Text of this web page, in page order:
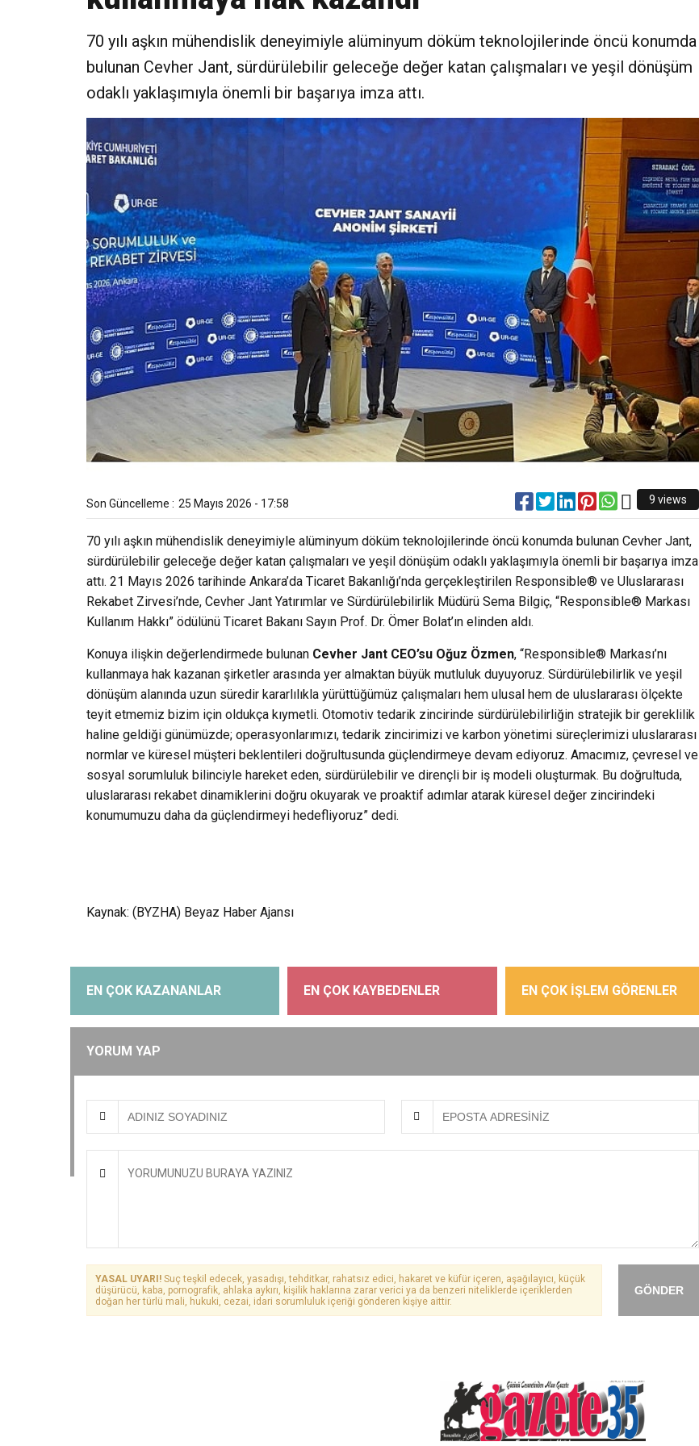
70 yılı aşkın mühendislik deneyimiyle alüminyum döküm teknolojilerinde öncü konumda
bulunan Cevher Jant, sürdürülebilir geleceğe değer katan çalışmaları ve yeşil dönüşüm
odaklı yaklaşımıyla önemli bir başarıya imza attı.
Son Güncelleme : 25 Mayıs 2026 - 17:58 9 views
70 yılı aşkın mühendislik deneyimiyle alüminyum döküm teknolojilerinde öncü konumda bulunan Cevher Jant,
sürdürülebilir geleceğe değer katan çalışmaları ve yeşil dönüşüm odaklı yaklaşımıyla önemli bir başarıya imza
attı. 21 Mayıs 2026 tarihinde Ankara’da Ticaret Bakanlığı’nda gerçekleştirilen Responsible® ve Uluslararası
Rekabet Zirvesi’nde, Cevher Jant Yatırımlar ve Sürdürülebilirlik Müdürü Sema Bilgiç, “Responsible® Markası
Kullanım Hakkı” ödülünü Ticaret Bakanı Sayın Prof. Dr. Ömer Bolat’ın elinden aldı.
Konuya ilişkin değerlendirmede bulunan Cevher Jant CEO’su Oğuz Özmen, “Responsible® Markası’nı
kullanmaya hak kazanan şirketler arasında yer almaktan büyük mutluluk duyuyoruz. Sürdürülebilirlik ve yeşil
dönüşüm alanında uzun süredir kararlılıkla yürüttüğümüz çalışmaları hem ulusal hem de uluslararası ölçekte
teyit etmemiz bizim için oldukça kıymetli. Otomotiv tedarik zincirinde sürdürülebilirliğin stratejik bir gereklilik
haline geldiği günümüzde; operasyonlarımızı, tedarik zincirimizi ve karbon yönetimi süreçlerimizi uluslararası
normlar ve küresel müşteri beklentileri doğrultusunda güçlendirmeye devam ediyoruz. Amacımız, çevresel ve
sosyal sorumluluk bilinciyle hareket eden, sürdürülebilir ve dirençli bir iş modeli oluşturmak. Bu doğrultuda,
uluslararası rekabet dinamiklerini doğru okuyarak ve proaktif adımlar atarak küresel değer zincirindeki
konumumuzu daha da güçlendirmeyi hedefliyoruz” dedi.
Kaynak: (BYZHA) Beyaz Haber Ajansı
EN ÇOK KAZANANLAR EN ÇOK KAYBEDENLER EN ÇOK İŞLEM GÖRENLER
YORUM YAP
GÖNDER
YASAL UYARI! Suç teşkil edecek, yasadışı, tehditkar, rahatsız edici, hakaret ve küfür içeren, aşağılayıcı, küçük
düşürücü, kaba, pornografik, ahlaka aykırı, kişilik haklarına zarar verici ya da benzeri niteliklerde içeriklerden
doğan her türlü mali, hukuki, cezai, idari sorumluluk içeriği gönderen kişiye aittir.